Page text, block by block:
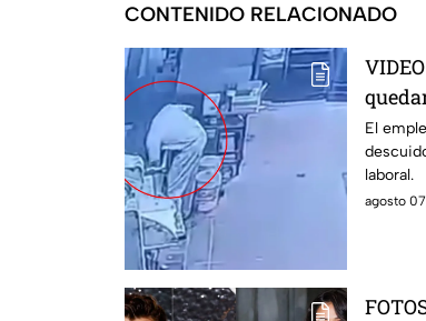
CONTENIDO RELACIONADO
El
laboral.
agosto